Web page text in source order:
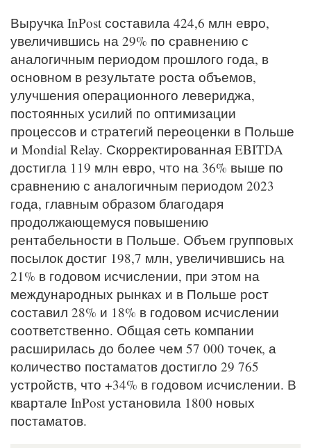
Выручка InPost составила 424,6 млн евро,
увеличившись на 29% по сравнению с
аналогичным периодом прошлого года, в
основном в результате роста объемов,
улучшения операционного левериджа,
постоянных усилий по оптимизации
процессов и стратегий переоценки в Польше
и Mondial Relay. Скорректированная EBITDA
достигла 119 млн евро, что на 36% выше по
сравнению с аналогичным периодом 2023
года, главным образом благодаря
продолжающемуся повышению
рентабельности в Польше. Объем групповых
посылок достиг 198,7 млн, увеличившись на
21% в годовом исчислении, при этом на
международных рынках и в Польше рост
составил 28% и 18% в годовом исчислении
соответственно. Общая сеть компании
расширилась до более чем 57 000 точек, а
количество постаматов достигло 29 765
устройств, что +34% в годовом исчислении. В
квартале InPost установила 1800 новых
постаматов.